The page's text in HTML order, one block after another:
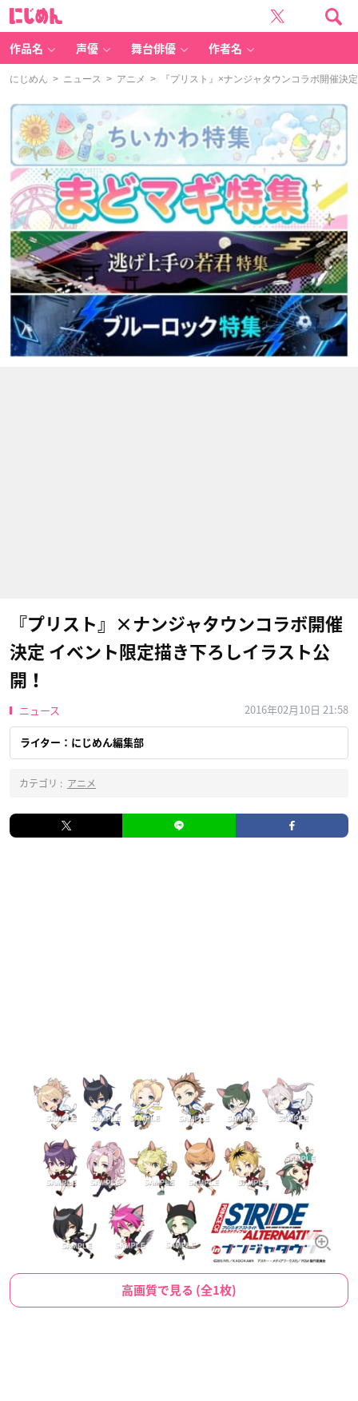
作品名 声優 舞台俳優 作者名
にじめん > ニュース > アニメ > 『プリスト』×ナンジャタウンコラボ開催決
『プリスト』×ナンジャタウンコラボ開催
決定 イベント限定描き下ろしイラスト公
開！
ニュース 2016年02月10日 21:58
ライター：にじめん編集部
カテゴリ : アニメ
高画質で見る (全1枚)